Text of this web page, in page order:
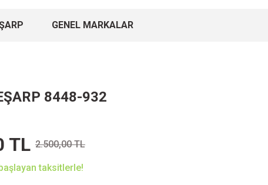
GENEL MARKALAR
8448-932
TL 2.500,00 TL
taksitlerle!